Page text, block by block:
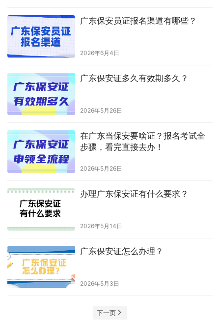
广东保安员证报名渠道有哪些？
2026年6月4日
广东保安证多久有效期多久？
2026年5月26日
在广东当保安要啥证？报名考试全
步骤，看完直接去办！
2026年5月26日
办理广东保安证有什么要求？
2026年5月14日
广东保安证怎么办理？
2026年5月3日
下一页